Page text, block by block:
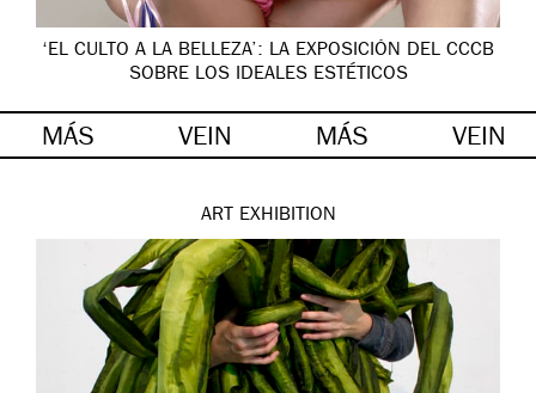
‘EL CULTO A LA BELLEZA’: LA EXPOSICIÓN DEL CCCB
SOBRE LOS IDEALES ESTÉTICOS
MÁS VEIN MÁS VEIN
ART EXHIBITION